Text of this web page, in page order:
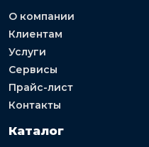
О компании
Клиентам
Услуги
Сервисы
Прайс-лист
Контакты
Каталог